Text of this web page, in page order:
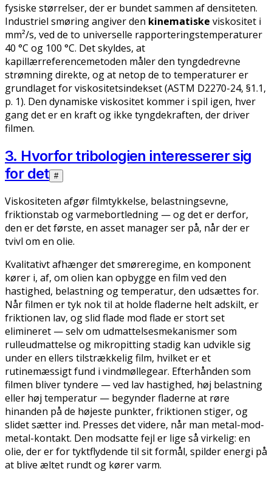
10^{-3}
fysiske størrelser, der er bundet sammen af densiteten.
Industriel smøring angiver den kinematiske viskositet i
mm²/s, ved de to universelle rapporteringstemperaturer
40 °C og 100 °C. Det skyldes, at
kapillærreferencemetoden måler den tyngdedrevne
strømning direkte, og at netop de to temperaturer er
grundlaget for viskositetsindekset (ASTM D2270-24, §1.1,
p. 1). Den dynamiske viskositet kommer i spil igen, hver
gang det er en kraft og ikke tyngdekraften, der driver
filmen.
3. Hvorfor tribologien interesserer sig
for det #
Viskositeten afgør filmtykkelse, belastningsevne,
friktionstab og varmebortledning — og det er derfor,
den er det første, en asset manager ser på, når der er
tvivl om en olie.
Kvalitativt afhænger det smøreregime, en komponent
kører i, af, om olien kan opbygge en film ved den
hastighed, belastning og temperatur, den udsættes for.
Når filmen er tyk nok til at holde fladerne helt adskilt, er
friktionen lav, og slid flade mod flade er stort set
elimineret — selv om udmattelsesmekanismer som
rulleudmattelse og mikropitting stadig kan udvikle sig
under en ellers tilstrækkelig film, hvilket er et
rutinemæssigt fund i vindmøllegear. Efterhånden som
filmen bliver tyndere — ved lav hastighed, høj belastning
eller høj temperatur — begynder fladerne at røre
hinanden på de højeste punkter, friktionen stiger, og
slidet sætter ind. Presses det videre, når man metal-mod-
metal-kontakt. Den modsatte fejl er lige så virkelig: en
olie, der er for tyktflydende til sit formål, spilder energi på
at blive æltet rundt og kører varm.